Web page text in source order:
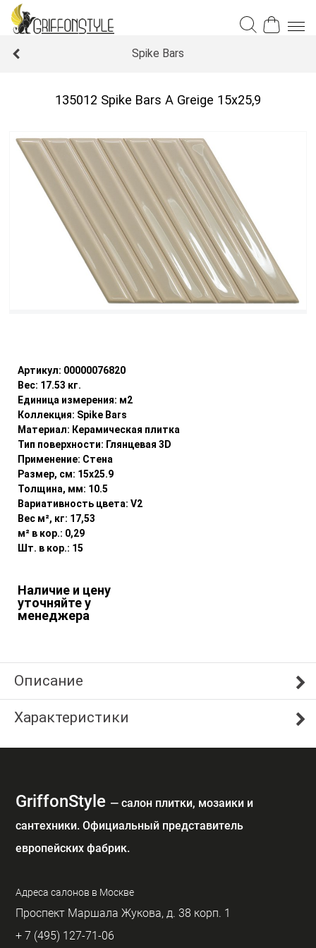
Spike Bars
135012 Spike Bars A Greige 15x25,9
Артикул: 00000076820
Вес: 17.53 кг.
Единица измерения: м2
Коллекция: Spike Bars
Материал: Керамическая плитка
Тип поверхности: Глянцевая 3D
Применение: Стена
Размер, см: 15x25.9
Толщина, мм: 10.5
Вариативность цвета: V2
Вес м², кг: 17,53
м² в кор.: 0,29
Шт. в кор.: 15
Наличие и цену
уточняйте у
менеджера
Описание
Характеристики
GriffonStyle — cалон плитки, мозаики и
сантехники. Официальный представитель
европейских фабрик.
Адреса салонов в Москве
Проспект Маршала Жукова, д. 38 корп. 1
+ 7 (495) 127-71-06